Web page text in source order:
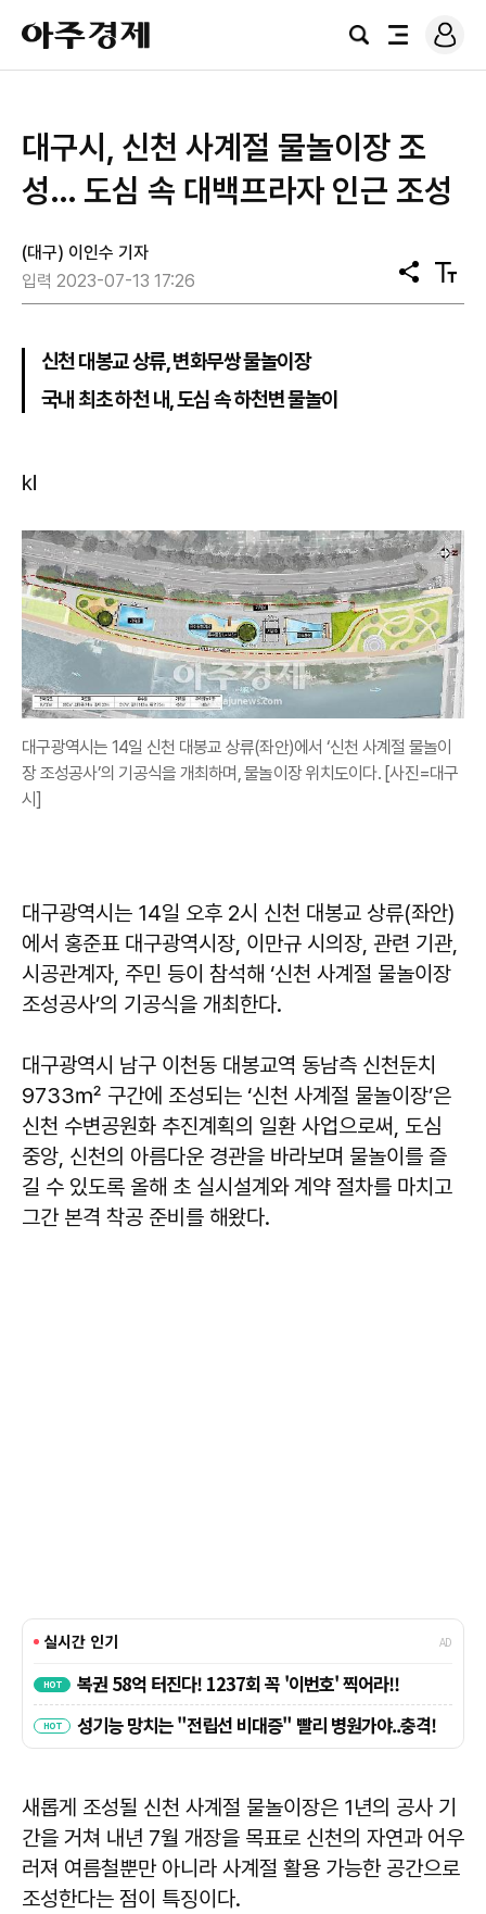
아
주
경
검
전
로
그
대구시, 신천 사계절 물놀이장 조
성… 도심 속 대백프라자 인근 조성
(대구) 이인수 기자
입력 2023-07-13 17:26
공
유
텍
스
신천 대봉교 상류, 변화무쌍 물놀이장
국내 최초 하천 내, 도심 속 하천변 물놀이
㎘
대구광역시는 14일 신천 대봉교 상류(좌안)에서 ‘신천 사계절 물놀이
장 조성공사’의 기공식을 개최하며, 물놀이장 위치도이다. [사진=대구
시]
대구광역시는 14일 오후 2시 신천 대봉교 상류(좌안)
에서 홍준표 대구광역시장, 이만규 시의장, 관련 기관,
시공관계자, 주민 등이 참석해 ‘신천 사계절 물놀이장
조성공사’의 기공식을 개최한다.
대구광역시 남구 이천동 대봉교역 동남측 신천둔치
9733㎡ 구간에 조성되는 ‘신천 사계절 물놀이장’은
신천 수변공원화 추진계획의 일환 사업으로써, 도심
중앙, 신천의 아름다운 경관을 바라보며 물놀이를 즐
길 수 있도록 올해 초 실시설계와 계약 절차를 마치고
그간 본격 착공 준비를 해왔다.
새롭게 조성될 신천 사계절 물놀이장은 1년의 공사 기
간을 거쳐 내년 7월 개장을 목표로 신천의 자연과 어우
러져 여름철뿐만 아니라 사계절 활용 가능한 공간으로
조성한다는 점이 특징이다.